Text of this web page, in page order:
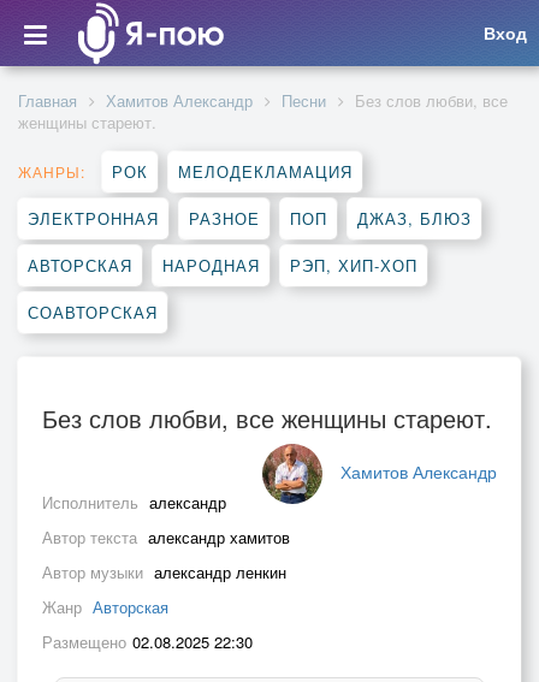
Вход
Главная Хамитов Александр Песни
Без слов любви, все
женщины стареют.
ЖАНРЫ: РОК МЕЛОДЕКЛАМАЦИЯ
ЭЛЕКТРОННАЯ РАЗНОЕ ПОП ДЖАЗ, БЛЮЗ
АВТОРСКАЯ НАРОДНАЯ РЭП, ХИП-ХОП
СОАВТОРСКАЯ
Без слов любви, все женщины стареют.
Хамитов Александр
Исполнитель александр
Автор текста александр хамитов
Автор музыки александр ленкин
Жанр Авторская
Размещено 02.08.2025 22:30